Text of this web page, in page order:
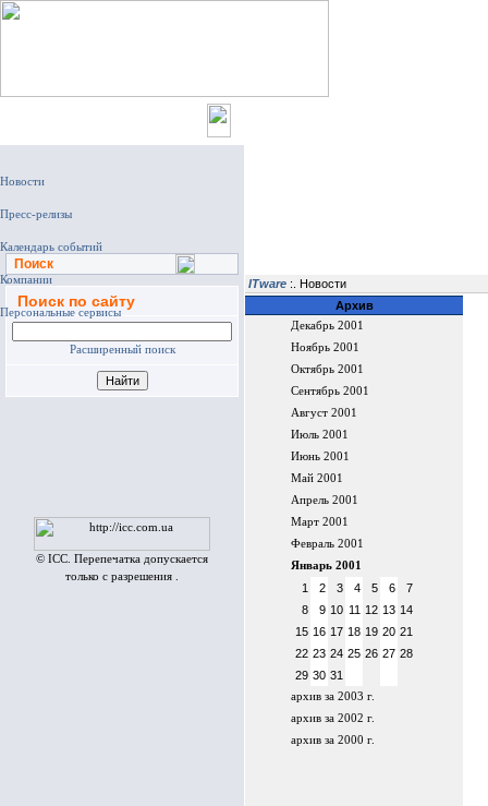
Поиск
Поиск по сайту
Расширенный поиск
© ICC. Перепечатка допускается
только с разрешения .
ITware :. Новости
Архив
Декабрь 2001
Ноябрь 2001
Октябрь 2001
Сентябрь 2001
Август 2001
Июль 2001
Июнь 2001
Май 2001
Апрель 2001
Март 2001
Февраль 2001
Январь 2001
1 2 3 4 5 6
7
8
9 10 11 12 13 14
15 16 17 18 19 20 21
22 23 24 25 26 27 28
29 30 31
архив за 2003 г.
архив за 2002 г.
архив за 2000 г.